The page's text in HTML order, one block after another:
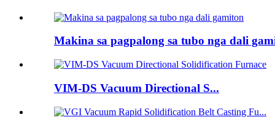
Makina sa pagpalong sa tubo nga dali
VIM-DS Vacuum Directional S...